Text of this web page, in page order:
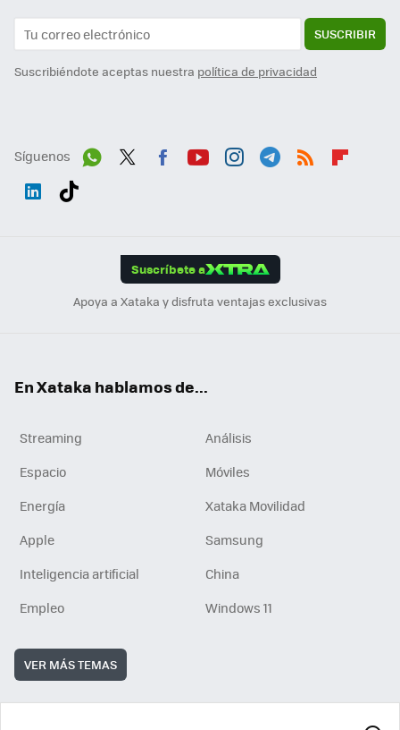
SUSCRIBIR
Suscribiéndote aceptas nuestra política de privacidad
Síguenos
Suscríbete a
Apoya a Xataka y disfruta ventajas exclusivas
En Xataka hablamos de...
Streaming
Análisis
Espacio
Móviles
Energía
Xataka Movilidad
Apple
Samsung
Inteligencia artificial
China
Empleo
Windows 11
VER MÁS TEMAS